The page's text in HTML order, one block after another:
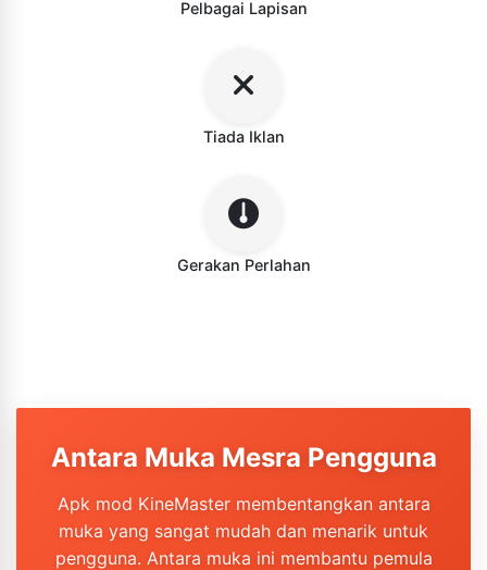
Pelbagai Lapisan
Tiada Iklan
Gerakan Perlahan
Antara Muka Mesra Pengguna
Apk mod KineMaster membentangkan antara
muka yang sangat mudah dan menarik untuk
pengguna. Antara muka ini membantu pemula